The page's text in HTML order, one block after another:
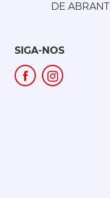
DE
SIGA-NOS